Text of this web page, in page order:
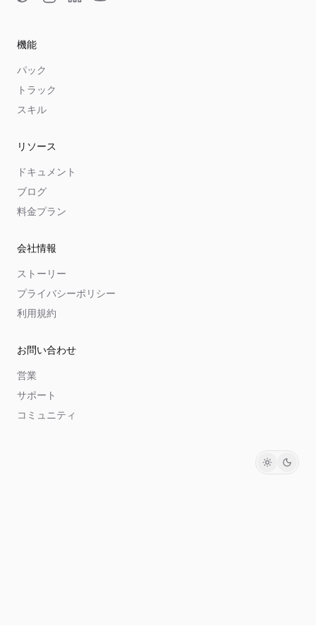
機能
パック
トラック
スキル
リソース
ドキュメント
ブログ
料金プラン
会社情報
ストーリー
プライバシーポリシー
利用規約
お問い合わせ
営業
サポート
コミュニティ